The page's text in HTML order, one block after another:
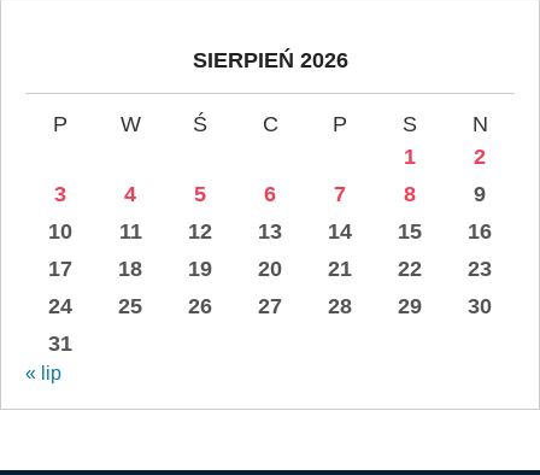
SIERPIEŃ 2026
P W Ś C P S
N
1
2
3
4 5 6 7 8
9
10
11 12 13 14 15
16
17
18 19 20 21 22
23
24
25 26 27 28 29
30
31
« lip